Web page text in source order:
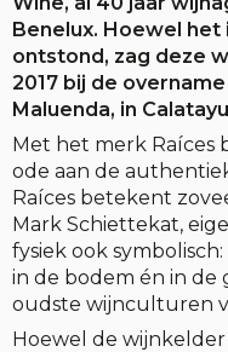
Benelux. Hoewel
ontstond, zag deze
2017 bij de
Maluenda, in
Met het merk Raíces
ode aan de
Raíces betekent
Mark Schiettekat,
fysiek ook
in de bodem én in de
oudste wijnculturen
Hoewel de